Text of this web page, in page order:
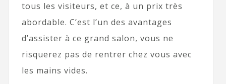
tous les visiteurs, et ce, à un prix très
abordable. C’est l’un des avantages
d’assister à ce grand salon, vous ne
risquerez pas de rentrer chez vous avec
les mains vides.